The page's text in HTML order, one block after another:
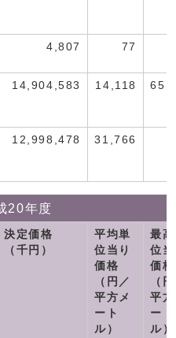
4,807 77
14,904,583 14,118
12,998,478 31,766
20年度
決定価格
（千円）
平均単
位当り
価格
（円／
平方メ
ート
ル）
最
位
価格
（
平
ート
ル）